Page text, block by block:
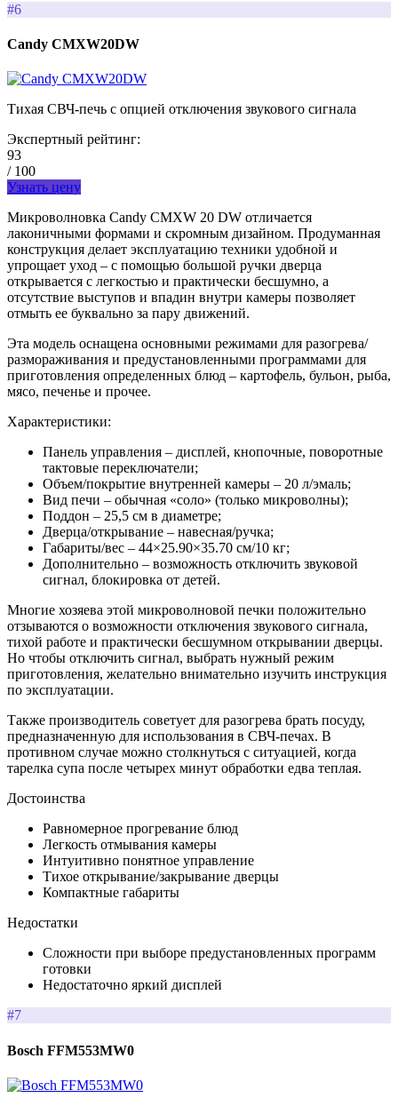
#6
Candy CMXW20DW
Тихая СВЧ-печь с опцией отключения звукового сигнала
Экспертный рейтинг:
93
/ 100
Узнать цену
Микроволновка Candy CMXW 20 DW отличается
лаконичными формами и скромным дизайном. Продуманная
конструкция делает эксплуатацию техники удобной и
упрощает уход – с помощью большой ручки дверца
открывается с легкостью и практически бесшумно, а
отсутствие выступов и впадин внутри камеры позволяет
отмыть ее буквально за пару движений.
Эта модель оснащена основными режимами для разогрева/
размораживания и предустановленными программами для
приготовления определенных блюд – картофель, бульон, рыба,
мясо, печенье и прочее.
Характеристики:
Панель управления – дисплей, кнопочные, поворотные
тактовые переключатели;
Объем/покрытие внутренней камеры – 20 л/эмаль;
Вид печи – обычная «соло» (только микроволны);
Поддон – 25,5 см в диаметре;
Дверца/открывание – навесная/ручка;
Габариты/вес – 44×25.90×35.70 см/10 кг;
Дополнительно – возможность отключить звуковой
сигнал, блокировка от детей.
Многие хозяева этой микроволновой печки положительно
отзываются о возможности отключения звукового сигнала,
тихой работе и практически бесшумном открывании дверцы.
Но чтобы отключить сигнал, выбрать нужный режим
приготовления, желательно внимательно изучить инструкция
по эксплуатации.
Также производитель советует для разогрева брать посуду,
предназначенную для использования в СВЧ-печах. В
противном случае можно столкнуться с ситуацией, когда
тарелка супа после четырех минут обработки едва теплая.
Достоинства
Равномерное прогревание блюд
Легкость отмывания камеры
Интуитивно понятное управление
Тихое открывание/закрывание дверцы
Компактные габариты
Недостатки
Сложности при выборе предустановленных программ
готовки
Недостаточно яркий дисплей
#7
Bosch FFM553MW0